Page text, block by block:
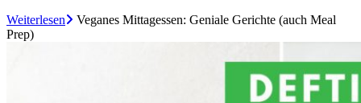
Weiterlesen
Veganes Mittagessen: Geniale Gerichte (auch Meal
Prep)